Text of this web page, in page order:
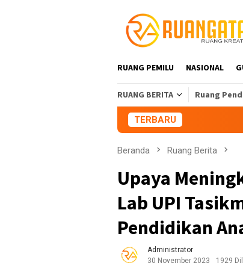
RUANG PEMILU NASIONAL
RUANG BERITA Ruang
TERBARU
Aliansi Mahasiswa
Beranda Ruang Berita
Upaya
Lab UPI
Pendidikan
Administrator
30 November 2023
1929